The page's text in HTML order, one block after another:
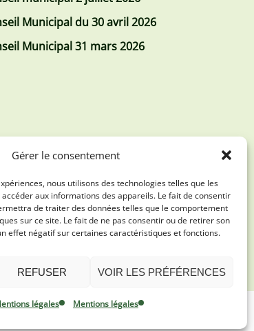
Gérer le consentement
nous utilisons des technologies telles que les
aux informations des appareils. Le fait de consentir
de traiter des données telles que le comportement
sur ce site. Le fait de ne pas consentir ou de retirer son
effet négatif sur certaines caractéristiques et fonctions.
REFUSER VOIR LES PRÉFÉRENCES
légales Mentions légales
Municipal du 30 avril 2026
Municipal 31 mars 2026